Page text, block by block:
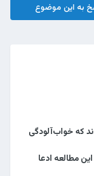
به این موضوع
که خواب‌آلودگی
در این مطالعه ادعا